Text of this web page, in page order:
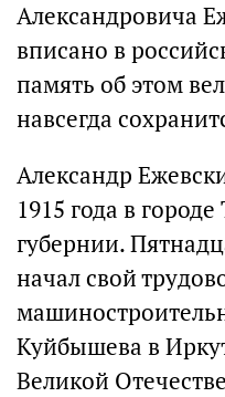
Александровича
вписано в
память об этом
навсегда
Александр
1915 года в
губернии.
начал свой
Куйбышева в
Великой